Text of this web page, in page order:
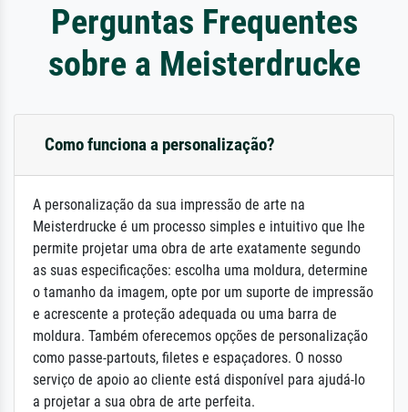
Perguntas Frequentes
sobre a Meisterdrucke
Como funciona a personalização?
A personalização da sua impressão de arte na
Meisterdrucke é um processo simples e intuitivo que lhe
permite projetar uma obra de arte exatamente segundo
as suas especificações: escolha uma moldura, determine
o tamanho da imagem, opte por um suporte de impressão
e acrescente a proteção adequada ou uma barra de
moldura. Também oferecemos opções de personalização
como passe-partouts, filetes e espaçadores. O nosso
serviço de apoio ao cliente está disponível para ajudá-lo
a projetar a sua obra de arte perfeita.